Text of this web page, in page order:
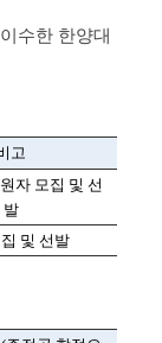
수한 한양대
고
자 모집 및 선
발
및 선발